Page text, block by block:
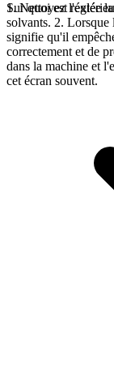
1. Nettoyez
solvants. 2. Lorsque
signifie qu'il
correctement et de
dans la machine et
cet écran souvent.
Sur quoi est réglée